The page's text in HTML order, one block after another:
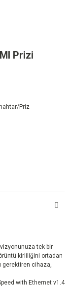
Prizi
Priz
tek bir
kirliliğini ortadan
gerektiren cihaza,
with Ethernet v1.4